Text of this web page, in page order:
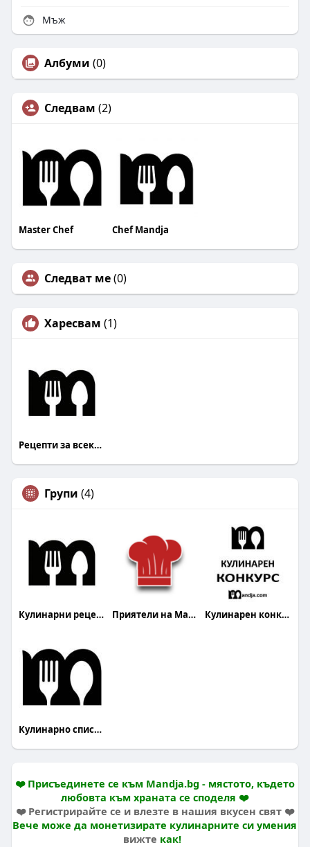
Мъж
Албуми (0)
Следвам (2)
Master Chef Chef Mandja
Следват ме(0)
Харесвам (1)
Рецепти за всеки Mandja.bg
Групи (4)
Кулинарни рецепти Приятели на Mandja.bg Кулинарен конкурс
Кулинарно списание Mandja
❤️ Присъединете се към Mandja.bg - мястото, където
любовта към храната се споделя ❤️
❤️ Регистрирайте се и влезте в нашия вкусен свят ❤️
Вече може да монетизирате кулинарните си умения
вижте как!